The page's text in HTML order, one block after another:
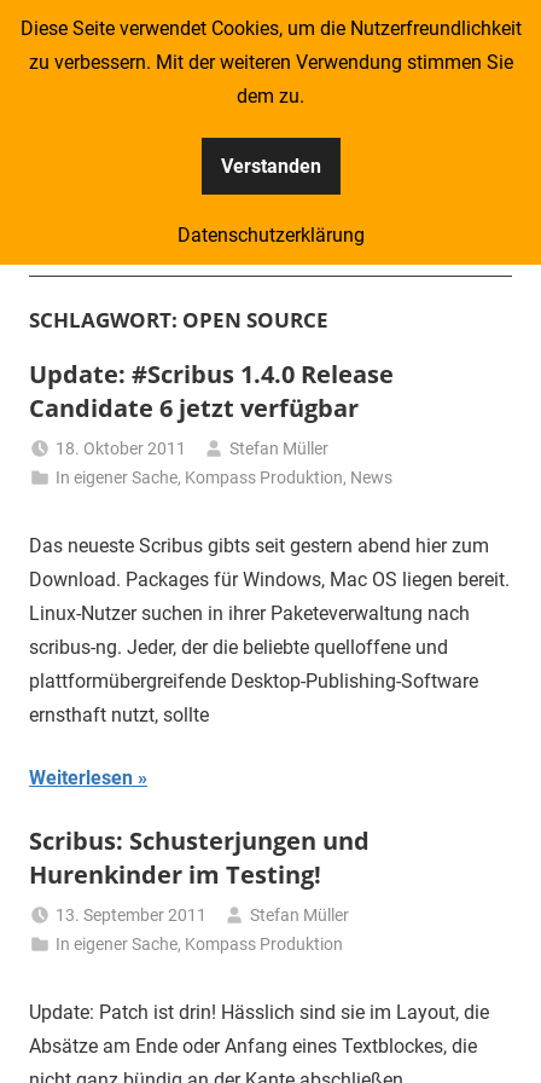
Zum
Kompass
–
Zeitung
für
Piraten
SCHLAGWORT: OPEN SOURCE
Update: #Scribus 1.4.0 Release
Candidate 6 jetzt verfügbar
18. Oktober 2011
Stefan Müller
In eigener Sache, Kompass Produktion, News
Das neueste Scribus gibts seit gestern abend hier zum
Download. Packages für Windows, Mac OS liegen bereit.
Linux-Nutzer suchen in ihrer Paketeverwaltung nach
scribus-ng. Jeder, der die beliebte quelloffene und
plattformübergreifende Desktop-Publishing-Software
ernsthaft nutzt, sollte
Weiterlesen
Scribus: Schusterjungen und
Hurenkinder im Testing!
13. September 2011
Stefan Müller
In eigener Sache, Kompass Produktion
Update: Patch ist drin! Hässlich sind sie im Layout, die
Absätze am Ende oder Anfang eines Textblockes, die
Diese Seite verwendet Cookies, um die Nutzerfreundlichkeit
zu verbessern. Mit der weiteren Verwendung stimmen Sie
dem zu.
Verstanden
Datenschutzerklärung